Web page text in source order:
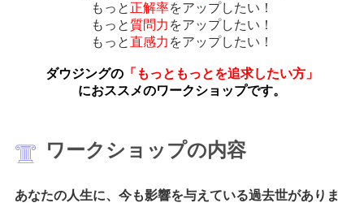
もっと 正解率をアップしたい！
もっと 質問力 をアップしたい！
もっと直感力 をアップしたい！
ダウジングの 「もっともっとを追求したい方」
におススメのワークショップです。
ワークショップの内容
あなたの人生に、今も影響を与えている過去世がありま